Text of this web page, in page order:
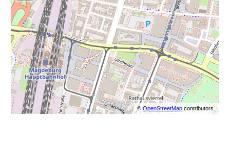
©OpenStreetMap contributors.